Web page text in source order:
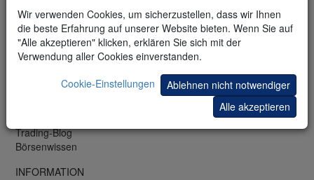
Wir verwenden Cookies, um sicherzustellen, dass wir Ihnen
die beste Erfahrung auf unserer Website bieten. Wenn Sie auf
"Alle akzeptieren" klicken, erklären Sie sich mit der
Verwendung aller Cookies einverstanden.
Cookie-Einstellungen
Ablehnen nicht notwendiger
Alle akzeptieren
Fax: +49 (0)69 271 39 78-99
KOSTENLOS
Webinare und Seminare
Trading-Demo
Trading-Blog
Börsenwissen
INFORMATION